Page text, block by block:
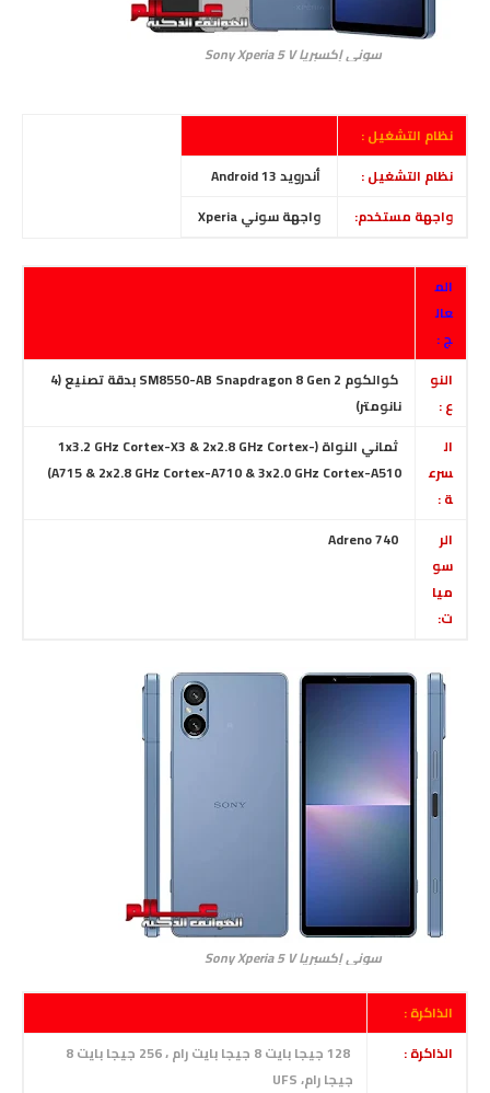
سوني إكسبريا Sony Xperia 5 V
نظام التشغيل :
نظام التشغيل :
أندرويد Android 13
واجهة مستخدم:
واجهة سوني Xperia
الم
عال
ج :
النو
ع :
كوالكوم SM8550-AB Snapdragon 8 Gen 2 بدقة تصنيع (4
نانومتر)
ال
سرع
ة :
ثماني النواة (1x3.2 GHz Cortex-X3 & 2x2.8 GHz Cortex-
A715 & 2x2.8 GHz Cortex-A710 & 3x2.0 GHz Cortex-A510)
الر
سو
ميا
ت:
سوني إكسبريا Sony Xperia 5 V
الذاكرة :
الذاكرة :
128 جيجا بايت 8 جيجا بايت رام ، 256 جيجا بايت 8
جيجا رام، UFS